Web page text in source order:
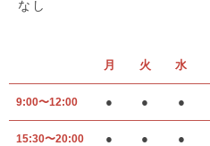
なし
月 火 水
9:00〜12:00 ● ● ●
15:30〜20:00 ● ● ●